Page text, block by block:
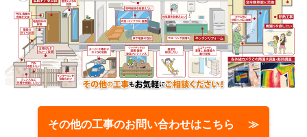
その他の工事のお問い合わせはこちら ≫